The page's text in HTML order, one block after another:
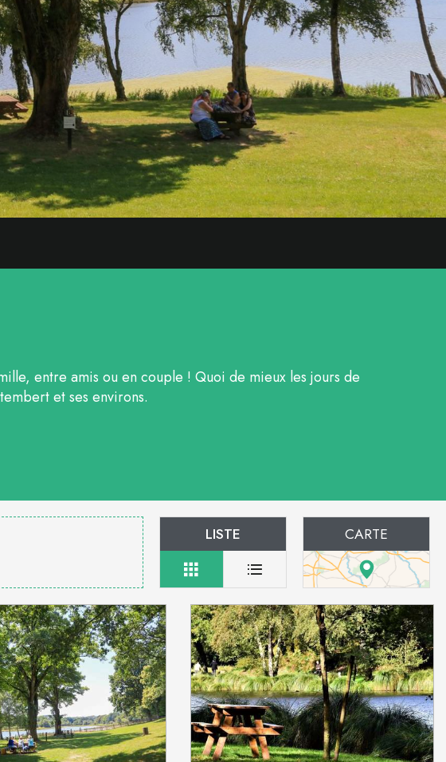
entre amis ou en couple ! Quoi de mieux les jours de
et ses environs.
LISTE CARTE